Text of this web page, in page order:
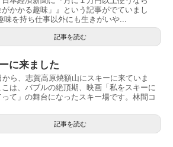
がかかる趣味」』という記事がでていまし
味を持ち仕事以外にも生きがいや...
記事を読む
に来ました
ら、志賀高原焼額山にスキーに来ていま
は、バブルの絶頂期、映画「私をスキーに
て」の舞台になったスキー場です。林間コ
記事を読む